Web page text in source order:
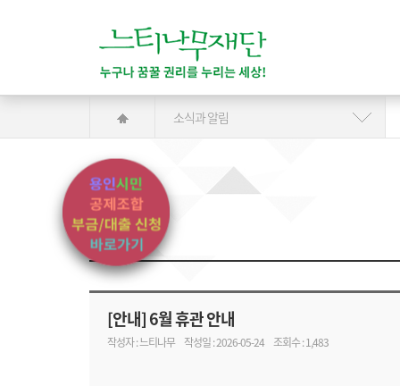
소식과 알림
[안내] 6월 휴관 안내
작성자 : 느티나무 작성일 : 2026-05-24 조회수 : 1,483